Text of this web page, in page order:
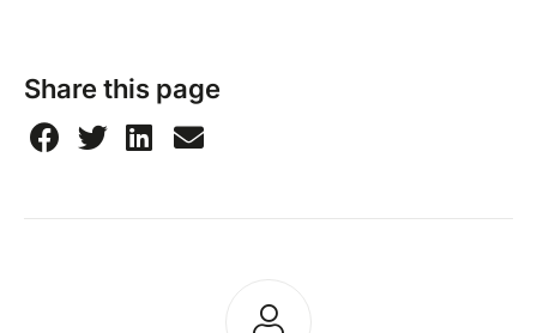
Share this page